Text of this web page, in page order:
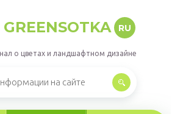
GREENSOTKA RU
о цветах и ландшафтном дизайне